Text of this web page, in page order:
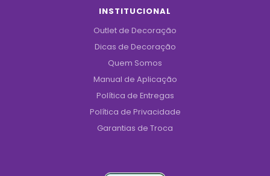
INSTITUCIONAL
Outlet de Decoração
Dicas de Decoração
Quem Somos
Manual de Aplicação
Política de Entregas
Política de Privacidade
Garantias de Troca